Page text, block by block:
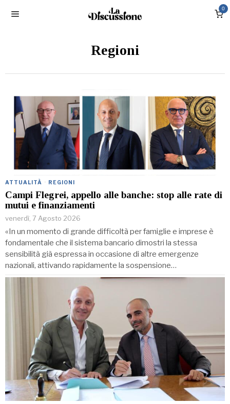
0
Regioni
ATTUALITÀ · REGIONI
Campi Flegrei, appello alle banche: stop alle rate di
mutui e finanziamenti
venerdì, 7 Agosto 2026
«In un momento di grande difficoltà per famiglie e imprese è
fondamentale che il sistema bancario dimostri la stessa
sensibilità già espressa in occasione di altre emergenze
nazionali, attivando rapidamente la sospensione…